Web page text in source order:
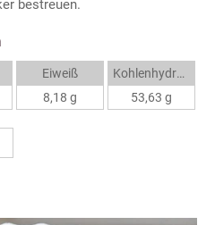
bestreuen.
Eiweiß
8,18 g
Kohlenhydrate
53,63 g